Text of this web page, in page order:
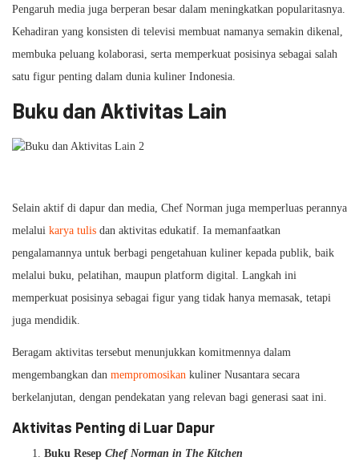
Pengaruh media juga berperan besar dalam meningkatkan popularitasnya.
Kehadiran yang konsisten di televisi membuat namanya semakin dikenal,
membuka peluang kolaborasi, serta memperkuat posisinya sebagai salah
satu figur penting dalam dunia kuliner Indonesia.
Buku dan Aktivitas Lain
Selain aktif di dapur dan media, Chef Norman juga memperluas perannya
melalui karya tulis dan aktivitas edukatif. Ia memanfaatkan
pengalamannya untuk berbagi pengetahuan kuliner kepada publik, baik
melalui buku, pelatihan, maupun platform digital. Langkah ini
memperkuat posisinya sebagai figur yang tidak hanya memasak, tetapi
juga mendidik.
Beragam aktivitas tersebut menunjukkan komitmennya dalam
mengembangkan dan mempromosikan kuliner Nusantara secara
berkelanjutan, dengan pendekatan yang relevan bagi generasi saat ini.
Aktivitas Penting di Luar Dapur
Buku Resep Chef Norman in The Kitchen